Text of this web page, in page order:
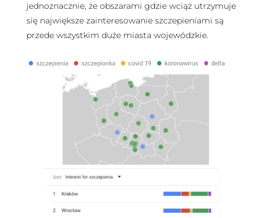
jednoznacznie, że obszarami gdzie wciąż utrzymuje
się największe zainteresowanie szczepieniami są
przede wszystkim duże miasta wojewódzkie.